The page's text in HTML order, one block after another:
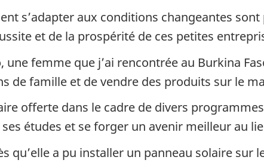
s’adapter aux conditions changeantes
et de la prospérité de ces petites
femme que j’ai rencontrée au Burkina
de famille et de vendre des produits sur le
offerte dans le cadre de divers
études et se forger un avenir meilleur au
qu’elle a pu installer un panneau solaire sur